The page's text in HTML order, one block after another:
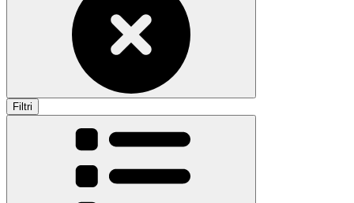
Filtri